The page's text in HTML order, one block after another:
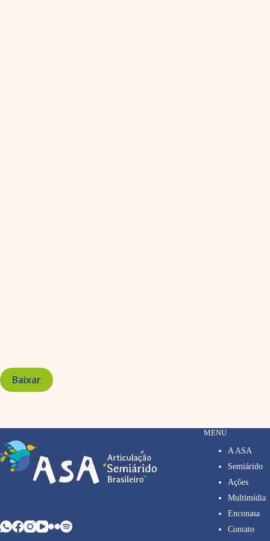
Baixar
MENU
A ASA
Semiárido
Ações
Multimídia
Enconasa
Contato